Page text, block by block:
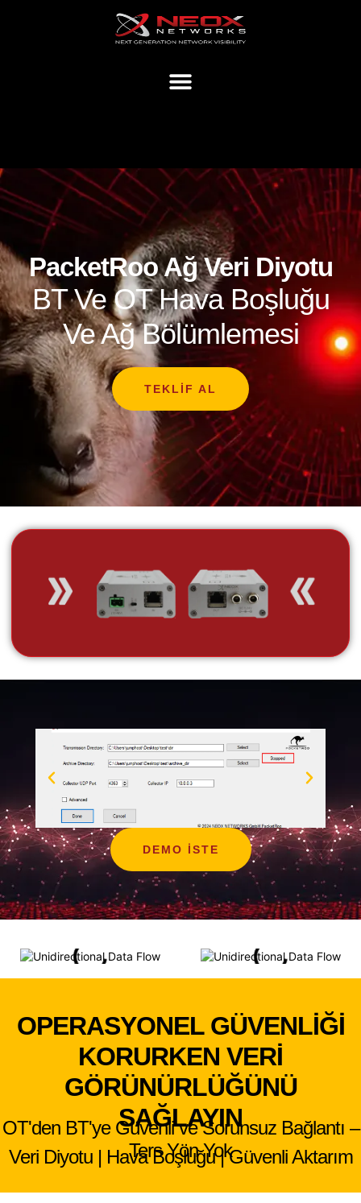
PacketRoo Ağ Veri Diyotu
BT Ve OT Hava Boşluğu
Ve Ağ Bölümlemesi
TEKLIF AL
DEMO ISTE
OPERASYONEL GÜVENLIĞI
KORURKEN VERI
GÖRÜNÜRLÜĞÜNÜ
SAĞLAYIN
OT'den BT'ye Güvenli ve Sorunsuz Bağlantı –
Ters Yön Yok
Veri Diyotu | Hava Boşluğu | Güvenli Aktarım